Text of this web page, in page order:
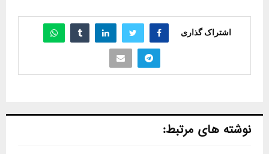
اشتراک گذاری
نوشته های مرتبط: